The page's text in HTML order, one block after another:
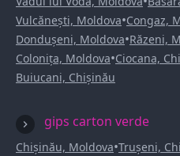
Vulcănești, Moldova•Congaz,
Dondușeni, Moldova•Răzeni,
Colonița, Moldova•Ciocana,
Buiucani, Chișinău
gips carton verde
Chișinău, Moldova•Trușeni,